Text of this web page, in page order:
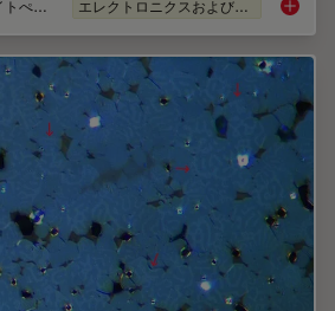
ホワイトぺーパー エレクトロニクスおよび半導体産業